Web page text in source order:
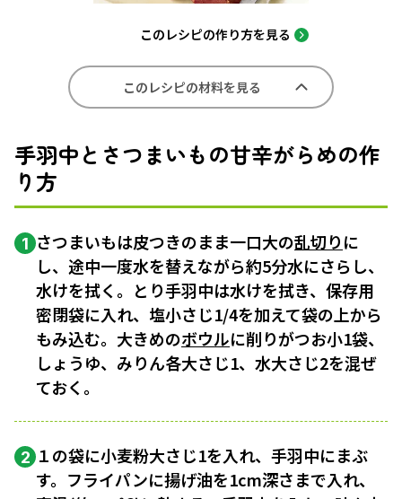
このレシピの作り方を見る
このレシピの材料を見る
手羽中とさつまいもの甘辛がらめの作
り方
1 さつまいもは皮つきのまま一口大の乱切りに
し、途中一度水を替えながら約5分水にさらし、
水けを拭く。とり手羽中は水けを拭き、保存用
密閉袋に入れ、塩小さじ1/4を加えて袋の上から
もみ込む。大きめのボウルに削りがつお小1袋、
しょうゆ、みりん各大さじ1、水大さじ2を混ぜ
ておく。
2 １の袋に小麦粉大さじ1を入れ、手羽中にまぶ
す。フライパンに揚げ油を1cm深さまで入れ、